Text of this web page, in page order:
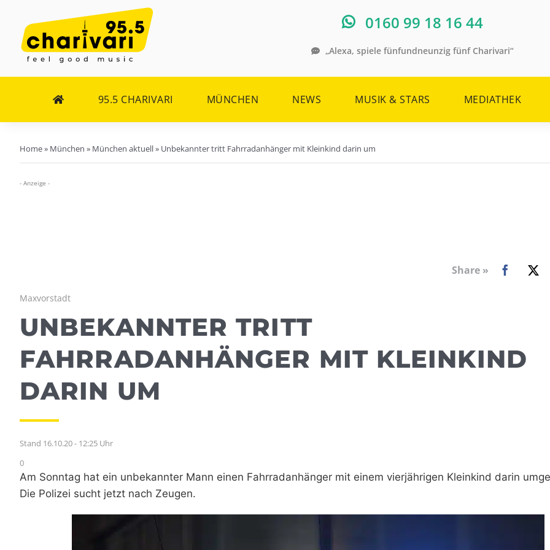
Inhalt
springen
0160 99 18 16 44
„Alexa, spiele fünfundneunzig fünf Charivari“
95.5 CHARIVARI MÜNCHEN NEWS MUSIK & STARS MEDIATHEK
Home» München » München aktuell» Unbekannter tritt Fahrradanhänger mit Kleinkind darin um
- Anzeige -
Share »
Maxvorstadt
UNBEKANNTER TRITT
FAHRRADANHÄNGER MIT KLEINKIND
DARIN UM
Stand 16.10.20 - 12:25 Uhr
0
Am Sonntag hat ein unbekannter Mann einen Fahrradanhänger mit einem vierjährigen Kleinkind darin
Die Polizei sucht jetzt nach Zeugen.